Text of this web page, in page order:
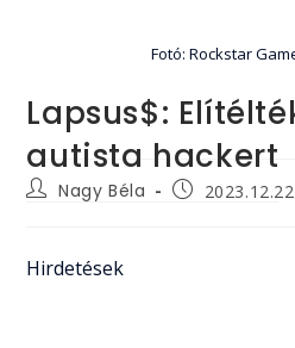
Fotó: Rockstar
Lapsus$:
autista hackert
PostNagy Béla
Post
Hirdetések